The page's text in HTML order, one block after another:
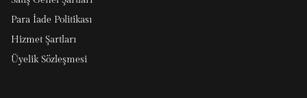
Para İade Politikası
Hizmet Şartları
Üyelik Sözleşmesi